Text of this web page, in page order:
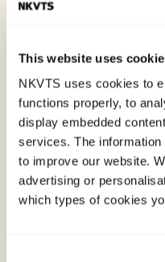
This website uses
NKVTS uses cookies to
functions properly, to
display embedded
services. The
to improve our website.
advertising or
which types of cookies
Tjersland, O. A., &
bidrag fra den
forståelsen av og
livsproblemer. In S.
forandring(pp. 125-
Oslo.
Published:19. March